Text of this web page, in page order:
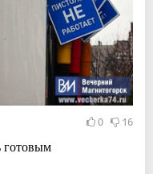
0 16
готовым